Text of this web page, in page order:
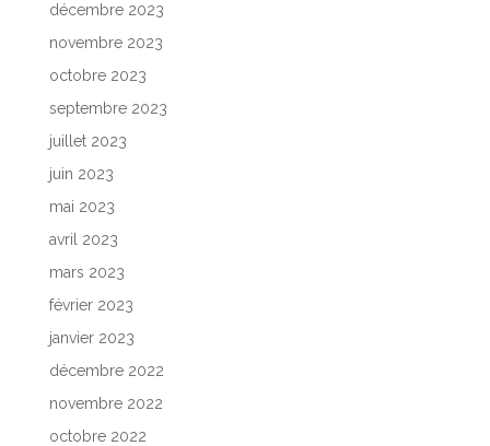
décembre 2023
novembre 2023
octobre 2023
septembre 2023
juillet 2023
juin 2023
mai 2023
avril 2023
mars 2023
février 2023
janvier 2023
décembre 2022
novembre 2022
octobre 2022